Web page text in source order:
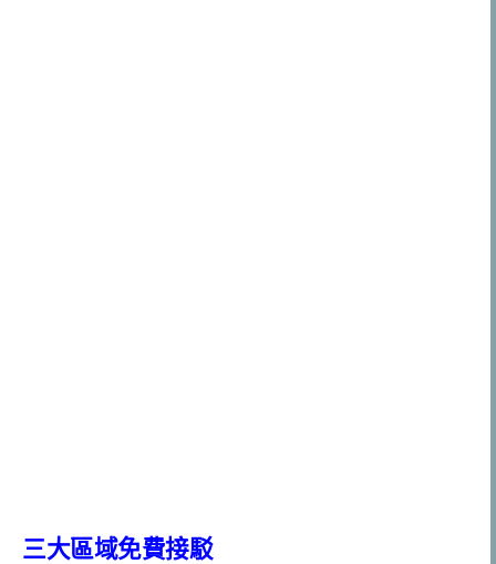
三大區域免費接駁